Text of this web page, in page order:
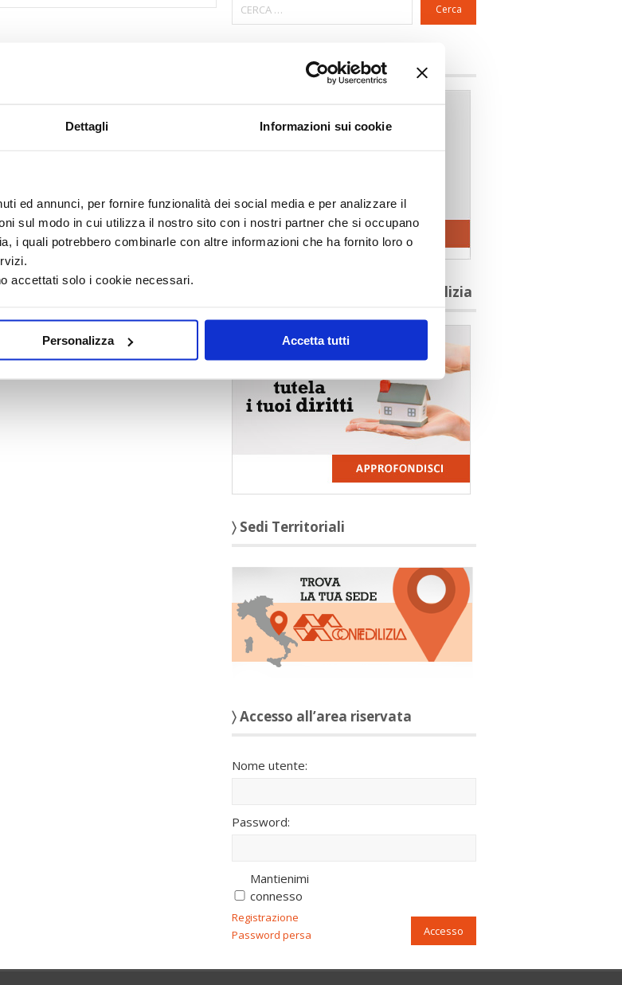
Dettagli Informazioni sui cookie
ed annunci, per fornire funzionalità dei social media e per analizzare il
sul modo in cui utilizza il nostro sito con i nostri partner che si occupano
i quali potrebbero combinarle con altre informazioni che ha fornito loro o
accettati solo i cookie necessari.
Personalizza Accetta tutti
Cerca
〉 Area riservata Associazioni
〉 5 ragioni per aderire a Confedilizia
〉 Sedi Territoriali
〉 Accesso all’area riservata
Nome utente:
Password:
Mantienimi
connesso
Accesso
Registrazione
Password persa